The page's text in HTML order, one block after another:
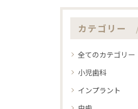
カテゴリー
全てのカテゴリー
小児歯科
インプラント